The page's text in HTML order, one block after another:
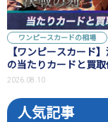
ワンピースカードの相場
【ワンピースカード
の当たりカードと買
まとめ
2026.08.10
人気記事